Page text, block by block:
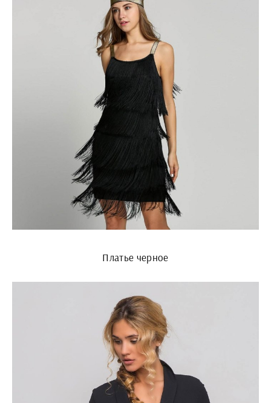
Платье черное